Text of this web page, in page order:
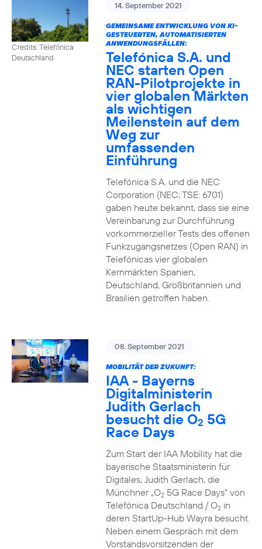
Credits: Telefónica
Deutschland
14. September 2021
GEMEINSAME ENTWICKLUNG VON KI-
GESTEUERTEN, AUTOMATISIERTEN
ANWENDUNGSFÄLLEN:
Telefónica S.A. und
NEC starten Open
RAN-Pilotprojekte in
vier globalen Märkten
als wichtigen
Meilenstein auf dem
Weg zur
umfassenden
Einführung
Telefónica S.A. und die NEC
Corporation (NEC; TSE: 6701)
gaben heute bekannt, dass sie eine
Vereinbarung zur Durchführung
vorkommerzieller Tests des offenen
Funkzugangsnetzes (Open RAN) in
Telefónicas vier globalen
Kernmärkten Spanien,
Deutschland, Großbritannien und
Brasilien getroffen haben.
08. September 2021
MOBILITÄT DER ZUKUNFT:
IAA - Bayerns
Digitalministerin
Judith Gerlach
besucht die O2 5G
Race Days
Zum Start der IAA Mobility hat die
bayerische Staatsministerin für
Digitales, Judith Gerlach, die
Münchner „O25G Race Days“ von
Telefónica Deutschland / O2in
deren StartUp-Hub Wayra besucht.
Neben einem Gespräch mit dem
Vorstandsvorsitzenden der